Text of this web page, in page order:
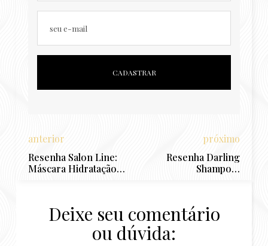
seu e-mail
anterior
Resenha Salon Line:
Máscara Hidratação
próximo
Resenha Darling
Shampoo,
Deixe seu comentário
ou dúvida: